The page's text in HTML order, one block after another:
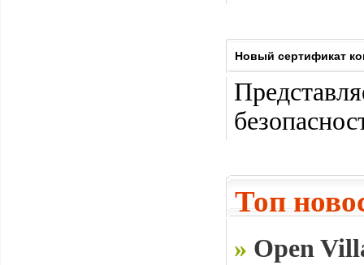
Новый сертификат
Топ
» Open